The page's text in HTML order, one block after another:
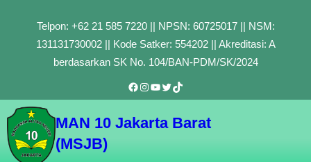
Telpon: +62 21 585 7220 || NPSN: 60725017 || NSM:
131131730002 || Kode Satker: 554202 || Akreditasi: A
berdasarkan SK No. 104/BAN-PDM/SK/2024
Facebook
Instagram
YouTube
Twitter
TikTok
MAN 10 Jakarta Barat
(MSJB)